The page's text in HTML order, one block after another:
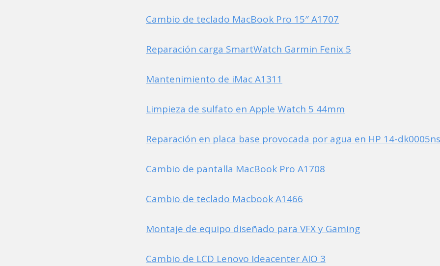
Cambio de teclado MacBook Pro 15″ A1707
Reparación carga SmartWatch Garmin Fenix 5
Mantenimiento de iMac A1311
Limpieza de sulfato en Apple Watch 5 44mm
Reparación en placa base provocada por agua en HP 14-dk0005ns
Cambio de pantalla MacBook Pro A1708
Cambio de teclado Macbook A1466
Montaje de equipo diseñado para VFX y Gaming
Cambio de LCD Lenovo Ideacenter AIO 3